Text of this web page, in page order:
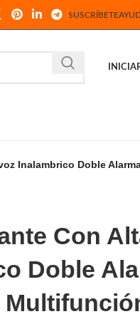
SUSCRÍBETE
Inalambrico Doble
Con
Doble